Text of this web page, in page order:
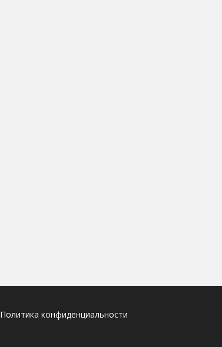
Политика конфиденциальности